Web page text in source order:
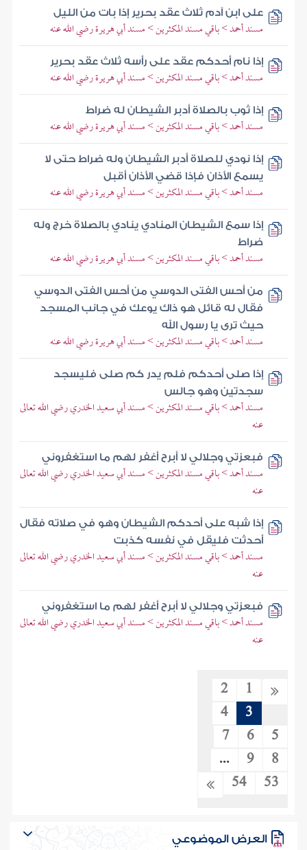
على ابن آدم ثلاث عقد بحرير إذا بات من الليل
مسند أحمد > باقي مسند المكثرين > مسند أبي هريرة رضي الله عنه
إذا نام أحدكم عقد على رأسه ثلاث عقد بحرير
مسند أحمد > باقي مسند المكثرين > مسند أبي هريرة رضي الله عنه
إذا ثوب بالصلاة أدبر الشيطان له ضراط
مسند أحمد > باقي مسند المكثرين > مسند أبي هريرة رضي الله عنه
إذا نودي للصلاة أدبر الشيطان وله ضراط حتى لا
يسمع الأذان فإذا قضي الأذان أقبل
مسند أحمد > باقي مسند المكثرين > مسند أبي هريرة رضي الله عنه
إذا سمع الشيطان المنادي ينادي بالصلاة خرج وله
ضراط
مسند أحمد > باقي مسند المكثرين > مسند أبي هريرة رضي الله عنه
من أحس الفتى الدوسي من أحس الفتى الدوسي
فقال له قائل هو ذاك يوعك في جانب المسجد
حيث ترى يا رسول الله
مسند أحمد > باقي مسند المكثرين > مسند أبي هريرة رضي الله عنه
إذا صلى أحدكم فلم يدر كم صلى فليسجد
سجدتين وهو جالس
مسند أحمد > باقي مسند المكثرين > مسند أبي سعيد الخدري رضي الله تعالى
عنه
فبعزتي وجلالي لا أبرح أغفر لهم ما استغفروني
مسند أحمد > باقي مسند المكثرين > مسند أبي سعيد الخدري رضي الله تعالى
عنه
إذا شبه على أحدكم الشيطان وهو في صلاته فقال
أحدثت فليقل في نفسه كذبت
مسند أحمد > باقي مسند المكثرين > مسند أبي سعيد الخدري رضي الله تعالى
عنه
فبعزتي وجلالي لا أبرح أغفر لهم ما استغفروني
مسند أحمد > باقي مسند المكثرين > مسند أبي سعيد الخدري رضي الله تعالى
عنه
1
2
3
4
5
6
7
8
9
...
53
54
العرض الموضوعي